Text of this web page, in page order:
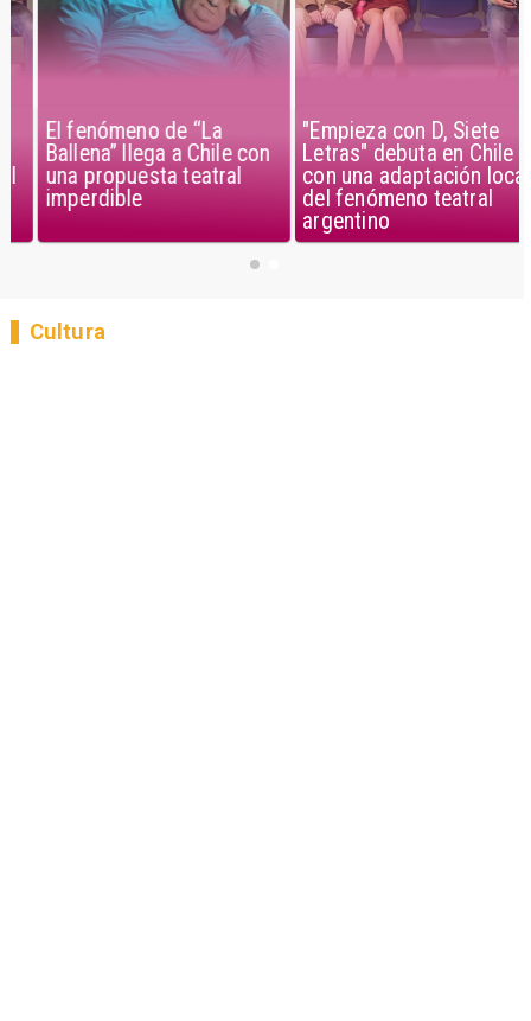
El fenómeno de “La
Ballena” llega a Chile con
una propuesta teatral
imperdible
"Empieza con D, Siete
Letras" debuta en Chile
con una adaptación local
del fenómeno teatral
argentino
Cultura